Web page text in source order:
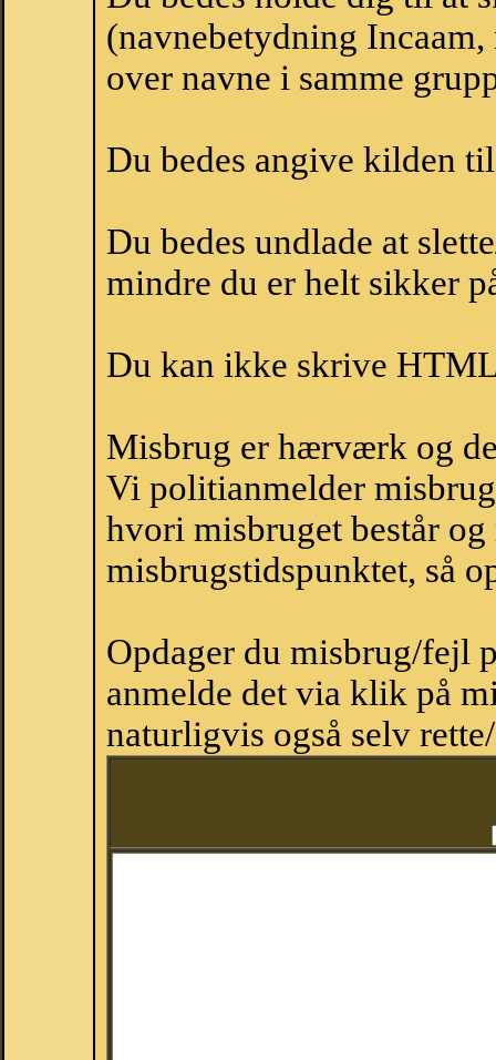
(navnebetydning
over navne i samme
Du bedes angive kilden
Du bedes undlade at
mindre du er helt sikker
Du kan ikke skrive
Misbrug er hærværk og
Vi politianmelder
hvori misbruget består
misbrugstidspunktet, så
Opdager du misbrug/fejl
anmelde det via klik på
naturligvis også selv